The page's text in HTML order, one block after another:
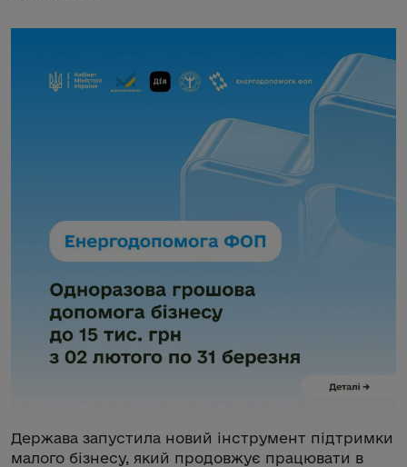
Держава запустила новий інструмент підтримки
малого бізнесу, який продовжує працювати в